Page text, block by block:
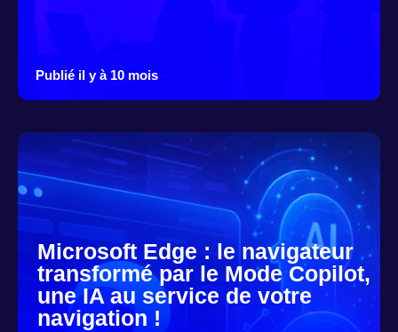
Publié il y à 10 mois
Microsoft Edge : le navigateur
transformé par le Mode Copilot,
une IA au service de votre
navigation !